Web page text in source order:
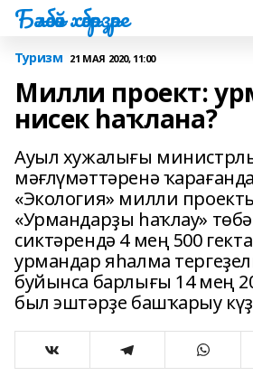
Бәләбәй хәбәрҙәре
Туризм 21 МАЯ 2020, 11:00
Милли проект:
нисек һаҡлана?
Ауыл хужалығы
мәғлүмәттәренә
«Экология» милли
«Урмандарҙы һаҡлау»
сиктәрендә 4 мең 500
урмандар яһалма
буйынса барлығы 14 мең
был эштәрҙе башҡарыу